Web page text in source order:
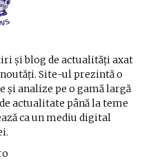
și blog de actualități axat
Site-ul prezintă o
analize pe o gamă largă
actualitate până la teme
ca un mediu digital